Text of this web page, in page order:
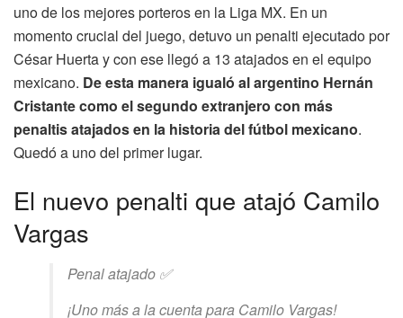
uno de los mejores porteros en la Liga MX. En un
momento crucial del juego, detuvo un penalti ejecutado por
César Huerta y con ese llegó a 13 atajados en el equipo
mexicano. De esta manera igualó al argentino Hernán
Cristante como el segundo extranjero con más
penaltis atajados en la historia del fútbol mexicano.
Quedó a uno del primer lugar.
El nuevo penalti que atajó Camilo
Vargas
Penal atajado ✅
¡Uno más a la cuenta para Camilo Vargas!